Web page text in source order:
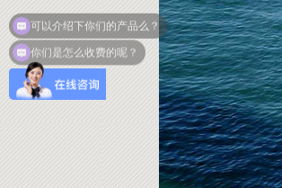
可以介绍下你们的产品么？
你们是怎么收费的呢？